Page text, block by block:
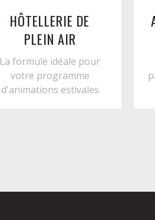
HÔTELLERIE DE
PLEIN AIR
La formule idéale pour
votre programme
d'animations estivales